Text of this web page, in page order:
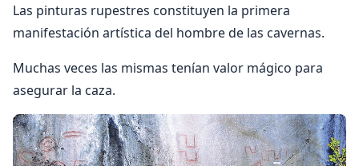
Las pinturas rupestres constituyen la primera
manifestación artística del hombre de las cavernas.
Muchas veces las mismas tenían valor mágico para
asegurar la caza.